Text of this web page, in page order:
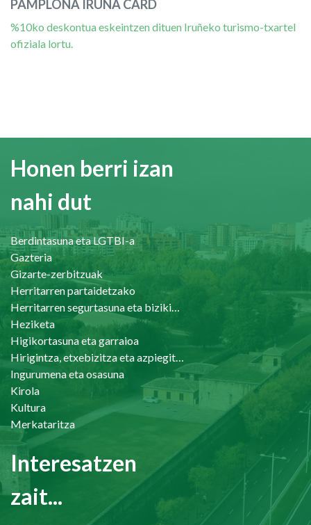
PAMPLONA IRUÑA CARD
%10ko deskontua eskeintzen dituen Iruñeko turismo-txartel
ofiziala lortu.
Honen berri izan
nahi dut
Berdintasuna eta LGTBI-a
Gazteria
Gizarte-zerbitzuak
Herritarren partaidetzako
Heziketa
Higikortasuna eta garraioa
Ingurumena eta osasuna
Kirola
Kultura
Merkataritza
Interesatzen
zait...